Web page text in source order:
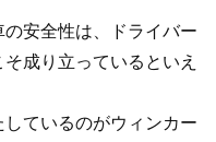
安全性は、ドライバー
成り立っているといえ
ているのがウィンカー